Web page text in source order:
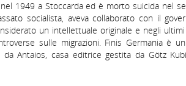
1949 a Stoccarda ed è morto suicida nel
socialista, aveva collaborato con il
un intellettuale originale e negli
sulle migrazioni. Finis Germania è
Antaios, casa editrice gestita da Götz